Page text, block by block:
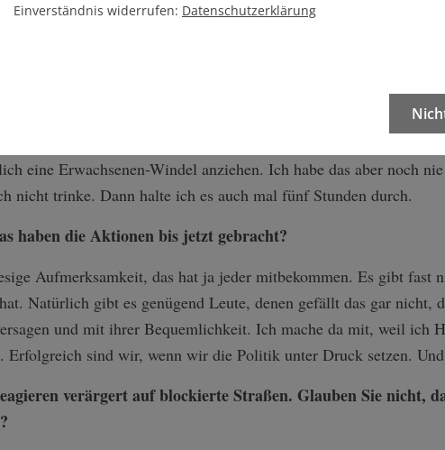
gestoßen bin. Eigentlich wollte ich mich nie auf die Straße
festkleben.
machen Sie das, wenn Sie auf die Toilette müssen?
echt gute Frage. Einmal habe ich mich an den Leitplanken
wo ich meine Finger rein geklebt habe. Das konnte die
eine Erwachsenen-Windel anziehen. Ich habe das aber noch
nicht trinke. Dann halte ich es auch mal fünf Stunden durch.
haben die Aktionen bis jetzt gebracht?
Aufmerksamkeit, das hat ja jeder mitbekommen. Es gibt fast
Natürlich gibt es genügend Leute, denen gefällt das gar nicht,
und mit ihrer Bequemlichkeit. Ich mache da mit, weil ich
Erfolgreich sind wir, wenn wir die Politik unter Druck setzen.
verärgert auf blockierte Straßen. Glauben Sie nicht,
Einverständnis widerrufen: Datenschutzerklärung